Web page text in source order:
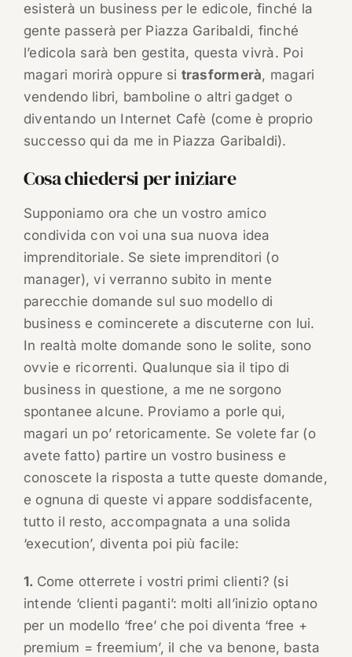
esisterà un business per le edicole, finché la
gente passerà per Piazza Garibaldi, finché
l’edicola sarà ben gestita, questa vivrà. Poi
magari morirà oppure si trasformerà, magari
vendendo libri, bamboline o altri gadget o
diventando un Internet Cafè (come è proprio
successo qui da me in Piazza Garibaldi).
Cosa chiedersi per iniziare
Supponiamo ora che un vostro amico
condivida con voi una sua nuova idea
imprenditoriale. Se siete imprenditori (o
manager), vi verranno subito in mente
parecchie domande sul suo modello di
business e comincerete a discuterne con lui.
In realtà molte domande sono le solite, sono
ovvie e ricorrenti. Qualunque sia il tipo di
business in questione, a me ne sorgono
spontanee alcune. Proviamo a porle qui,
magari un po’ retoricamente. Se volete far (o
avete fatto) partire un vostro business e
conoscete la risposta a tutte queste domande,
e ognuna di queste vi appare soddisfacente,
tutto il resto, accompagnata a una solida
‘execution’, diventa poi più facile:
1. Come otterrete i vostri primi clienti? (si
intende ‘clienti paganti’: molti all’inizio optano
per un modello ‘free’ che poi diventa ‘free +
premium = freemium’, il che va benone, basta